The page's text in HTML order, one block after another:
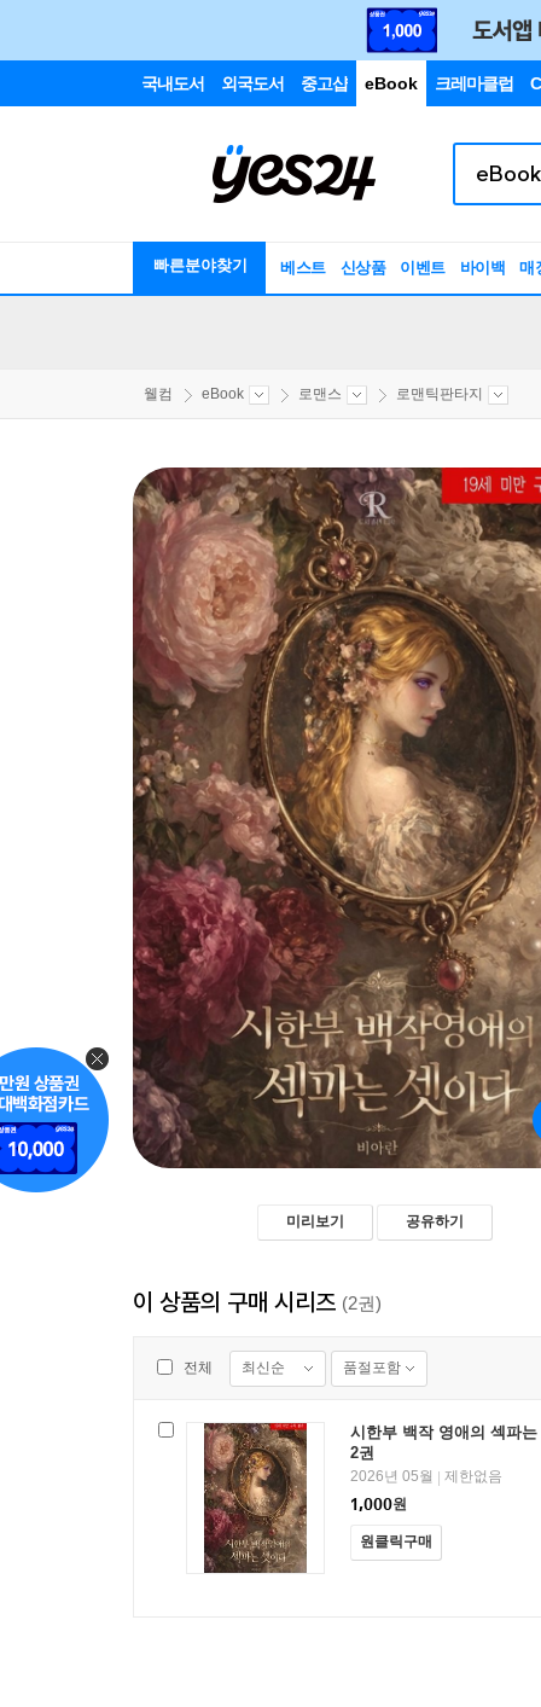
국내도서 외국도서 중고샵 eBook 크레마클럽
빠른분야찾기 베스트 신상품 이벤트 바이백 매
웰컴 eBook 로맨스 로맨틱판타지
미리보기 공유하기
이 상품의 구매 시리즈 (2권)
전체 최신순 품절포함
시한부 백작 영애의 섹파는
2권
2026년 05월 | 제한없음
1,000원
원클릭구매